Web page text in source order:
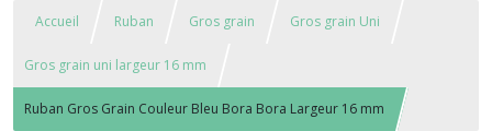
Accueil Ruban Gros grain Gros grain Uni
Gros grain uni largeur 16 mm
Ruban Gros Grain Couleur Bleu Bora Bora Largeur 16 mm